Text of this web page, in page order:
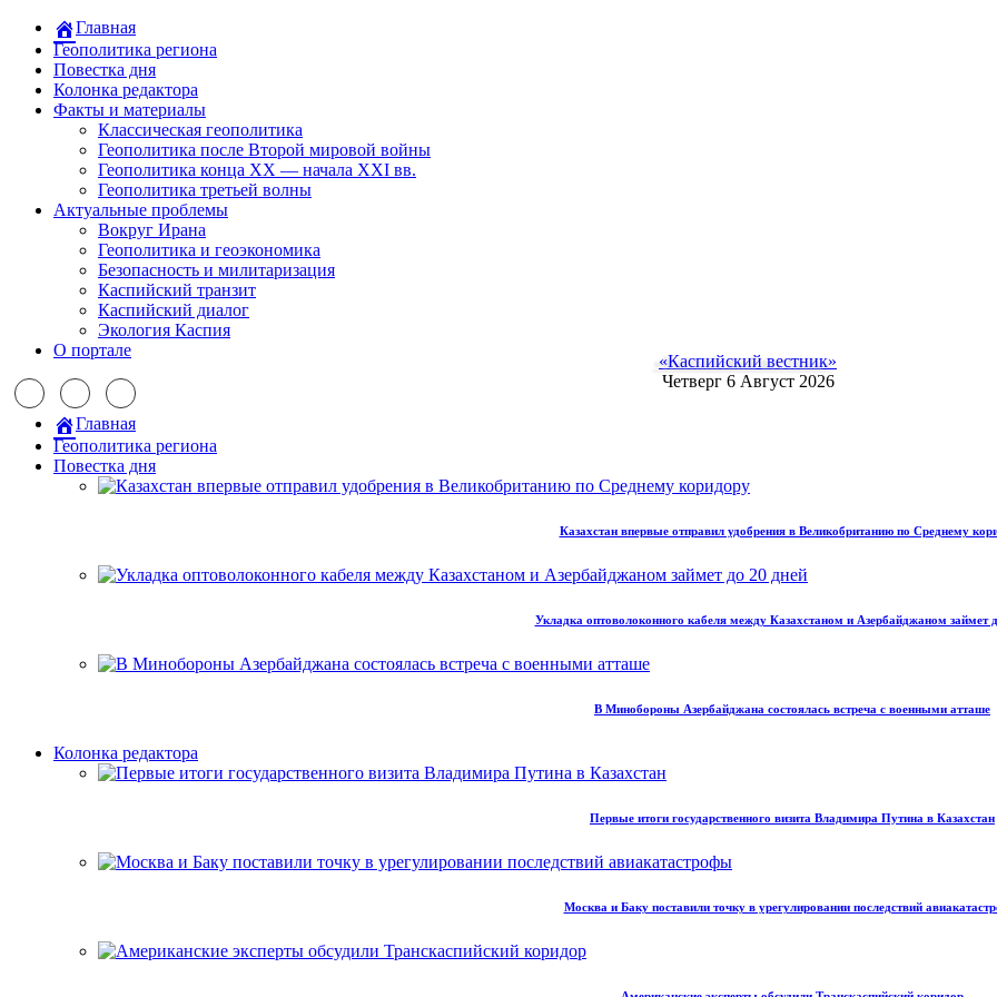
Главная
Геополитика региона
Повестка дня
Колонка редактора
Факты и материалы
Классическая геополитика
Геополитика после Второй мировой войны
Геополитика конца XX — начала XXI вв.
Геополитика третьей волны
Актуальные проблемы
Вокруг Ирана
Геополитика и геоэкономика
Безопасность и милитаризация
Каспийский транзит
Каспийский диалог
Экология Каспия
О портале
«Каспийский вестник»
Четверг 6 Август 2026
Главная
Геополитика региона
Повестка дня
Казахстан впервые отправил удобрения в Великобританию по Среднему
Укладка оптоволоконного кабеля между Казахстаном и Азербайджаном займет
В Минобороны Азербайджана состоялась встреча с военными атташе
Колонка редактора
Первые итоги государственного визита Владимира Путина в Казахстан
Москва и Баку поставили точку в урегулировании последствий